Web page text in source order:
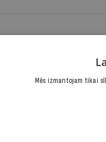
- stāsts par cilvēka
Mēs izmantojam tikai